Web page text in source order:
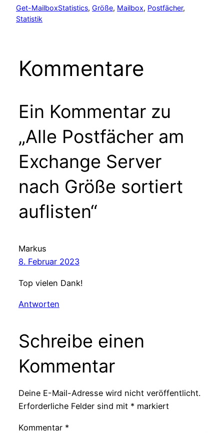
Get-MailboxStatistics, Größe, Mailbox, Postfächer
Statistik
Kommentare
Ein Kommentar zu
„Alle Postfächer am
Exchange Server
nach Größe sortiert
auflisten“
Markus
8. Februar 2023
Top vielen Dank!
Antworten
Schreibe einen
Kommentar
Deine E-Mail-Adresse wird nicht veröffentlicht.
Erforderliche Felder sind mit * markiert
Kommentar *